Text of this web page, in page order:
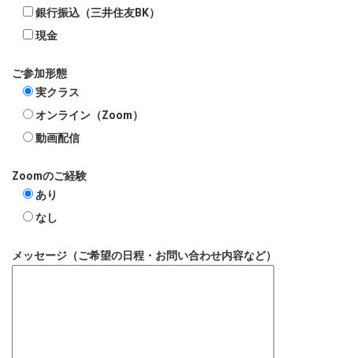
銀行振込（三井住友BK）
現金
ご参加形態
実クラス
オンライン（Zoom）
動画配信
Zoomのご経験
あり
なし
メッセージ（ご希望の日程・お問い合わせ内容など）